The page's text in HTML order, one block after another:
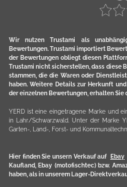
Wir nutzen Trustami als
Bewertungen. Trustami importiert
der Bewertungen obliegt diesen
Trustami nicht sicherstellen, dass diese
stammen, die die Waren oder
haben. Weitere Details zur Herkunft
der einzelnen Bewertungen, erhalten
YERD ist eine eingetragene Marke und
in Lahr/Schwarzwald. Unter der Marke
Garten-, Land-, Forst- und
Hier finden Sie unsern Verkauf auf Ebay
Kaufland, Ebay (motofischtec) bzw.
haben, als in unserem Lager-